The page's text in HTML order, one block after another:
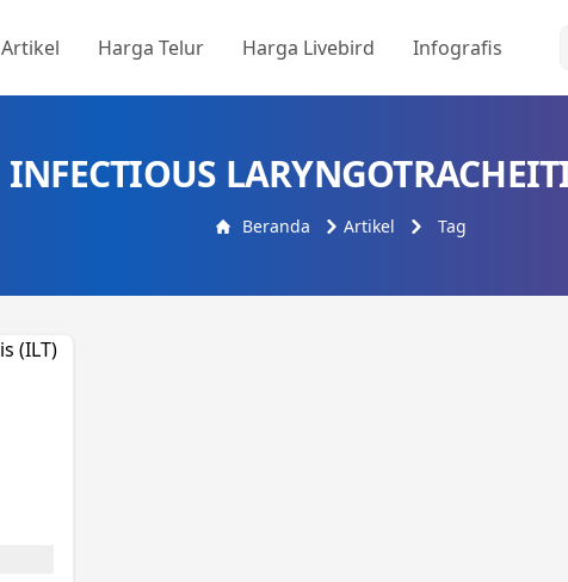
Artikel Harga Telur Harga Livebird Infografis
INFECTIOUS
Beranda Artikel Tag